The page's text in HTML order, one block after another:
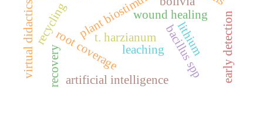
t. harzianum bacillus spp
root coverage
wound healing
virtual didactics early detection
leaching lithium
recycling
recovery artificial intelligence